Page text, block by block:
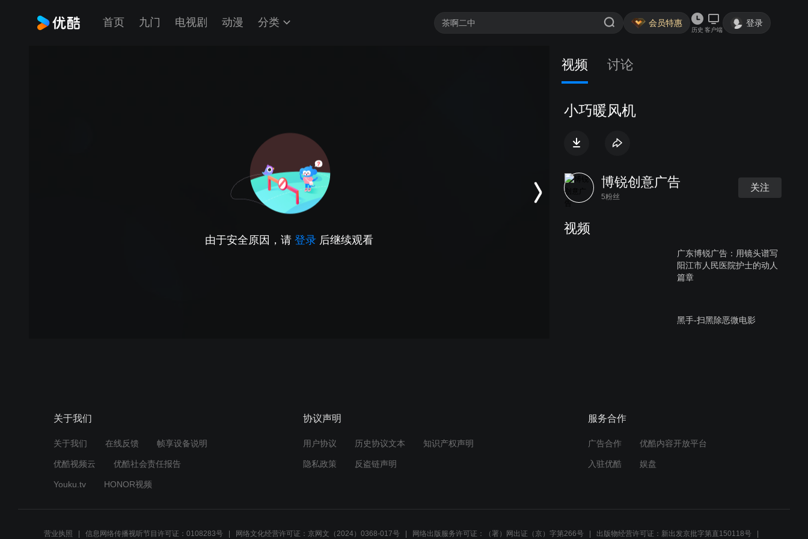
首页 九门 电视剧 动漫 分类 会员特惠
历史 客户端
登录
由于安全原因，请 登录 后继续观看
视频 讨论
小巧暖风机
博锐创意广告
5粉丝
关注
视频
广东博锐广告：用镜头谱写
阳江市人民医院护士的动人
篇章
黑手-扫黑除恶微电影
关于我们
关于我们 在线反馈 帧享设备说明
优酷视频云 优酷社会责任报告
Youku.tv HONOR视频
协议声明
用户协议 历史协议文本 知识产权声明
隐私政策 反盗链声明
服务合作
广告合作 优酷内容开放平台
入驻优酷 娱盘
营业执照 信息网络传播视听节目许可证：0108283号 网络文化经营许可证：京网文（2024）0368-017号 网络出版服务许可证：（署）网出证（京）字第266号 出版物经营许可证：新出发京批字第直150118号